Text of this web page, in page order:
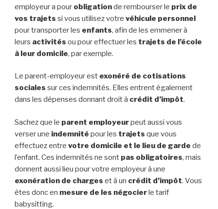
employeur a pour obligationde rembourser le prix de
vos trajets si vous utilisez votre véhicule personnel
pour transporter les enfants, afin de les emmener à
leurs activités ou pour effectuer les trajets de l’école
à leur domicile, par exemple.
Le parent-employeur est exonéré de cotisations
sociales sur ces indemnités. Elles entrent également
dans les dépenses donnant droit à crédit d’impôt.
Sachez que le parent employeurpeut aussi vous
verser une indemnité pour les trajets que vous
effectuez entre votre domicile et le lieu de garde de
l’enfant. Ces indemnités ne sont pas obligatoires, mais
donnent aussi lieu pour votre employeur à une
exonération de charges et à un crédit d’impôt. Vous
êtes donc en mesure de les négocierle tarif
babysitting.